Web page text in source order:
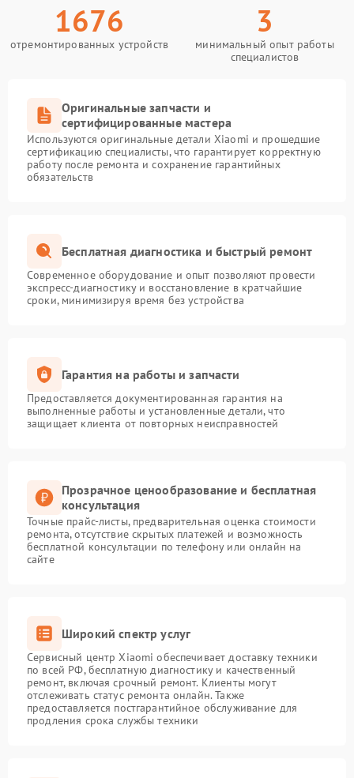
1676
отремонтированных устройств
3
минимальный опыт работы
специалистов
Оригинальные запчасти и
сертифицированные мастера
Используются оригинальные детали Xiaomi и прошедшие
сертификацию специалисты, что гарантирует корректную
работу после ремонта и сохранение гарантийных
обязательств
Бесплатная диагностика и быстрый ремонт
Современное оборудование и опыт позволяют провести
экспресс-диагностику и восстановление в кратчайшие
сроки, минимизируя время без устройства
Гарантия на работы и запчасти
Предоставляется документированная гарантия на
выполненные работы и установленные детали, что
защищает клиента от повторных неисправностей
Прозрачное ценообразование и бесплатная
консультация
Точные прайс-листы, предварительная оценка стоимости
ремонта, отсутствие скрытых платежей и возможность
бесплатной консультации по телефону или онлайн на
сайте
Широкий спектр услуг
Сервисный центр Xiaomi обеспечивает доставку техники
по всей РФ, бесплатную диагностику и качественный
ремонт, включая срочный ремонт. Клиенты могут
отслеживать статус ремонта онлайн. Также
предоставляется постгарантийное обслуживание для
продления срока службы техники